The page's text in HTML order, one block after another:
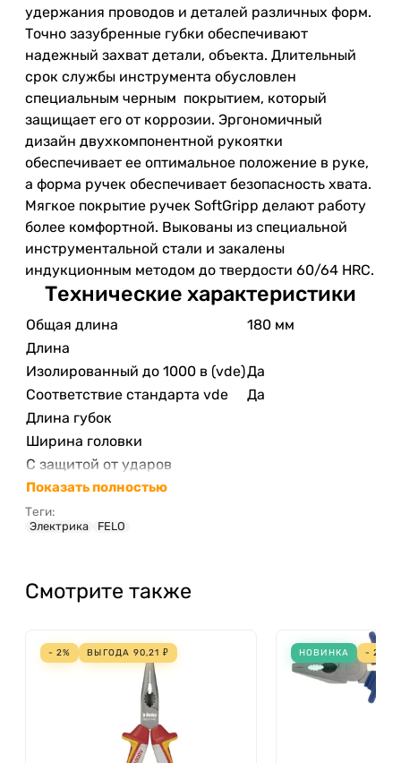
удержания проводов и деталей различных форм.
Точно зазубренные губки обеспечивают
надежный захват детали, объекта. Длительный
срок службы инструмента обусловлен
специальным черным покрытием, который
защищает его от коррозии. Эргономичный
дизайн двухкомпонентной рукоятки
обеспечивает ее оптимальное положение в руке,
а форма ручек обеспечивает безопасность хвата.
Мягкое покрытие ручек SoftGripp делают работу
более комфортной. Выкованы из специальной
инструментальной стали и закалены
индукционным методом до твердости 60/64 HRC.
Технические характеристики
Общая длина
180 мм
Длина
Изолированный до 1000 в (vde)Да
Соответствие стандарта vde
Да
Длина губок
Ширина головки
С защитой от ударов
Высота головки
Показать полностью
Теги:
Электрика FELO
Смотрите также
- 2% ВЫГОДА 90,21 ₽ НОВИНКА - 2%